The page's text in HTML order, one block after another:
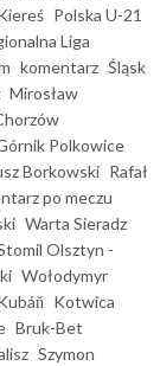
Polska U-21
Liga
komentarz Śląsk
Mirosław
Polkowice
Borkowski Rafał
po meczu
Warta Sieradz
Olsztyn -
Wołodymyr
Kotwica
Bruk-Bet
Szymon